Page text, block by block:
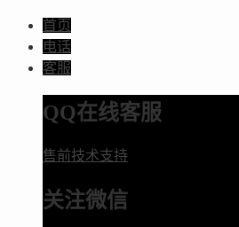
首页
电话
客服
QQ在线客服
售前技术支持
关注微信